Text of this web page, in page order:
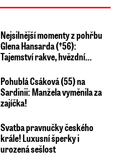
Nejsilnější momenty z pohřbu
Glena Hansarda (†56):
Tajemství rakve, hvězdní…
Pohublá Csáková (55) na
Sardinii: Manžela vyměnila za
zajíčka!
Svatba pravnučky českého
krále! Luxusní šperky i
urozená sešlost